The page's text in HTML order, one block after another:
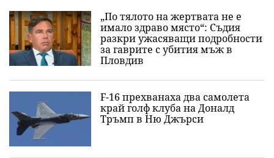
„По тялото на жертвата не е
имало здраво място“: Съдия
разкри ужасяващи подробности
за гаврите с убития мъж в
Пловдив
F-16 прехванаха два самолета
край голф клуба на Доналд
Тръмп в Ню Джърси